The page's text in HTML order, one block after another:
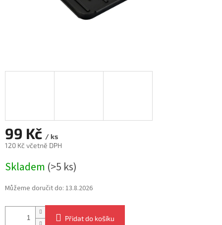
99 Kč / ks
120 Kč včetně DPH
cena:
Skladem (>5 ks)
Můžeme doručit do: 13.8.2026
Přidat do košíku